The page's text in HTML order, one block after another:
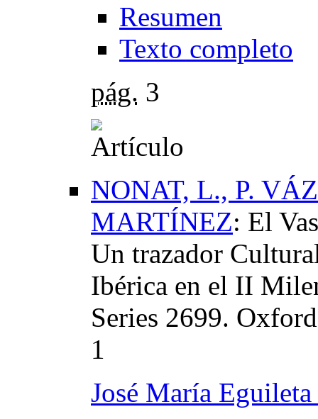
Resumen
Texto completo
pág. 3
NONAT, L., P.
MARTÍNEZ: El
Un trazador
Ibérica en el II
Series 2699.
1
José María